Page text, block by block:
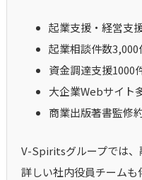
起業支援・経営支
起業相談件数3,000
資金調達支援1000
大企業Webサイト
商業出版著書監修
V-Spiritsグループでは、
詳しい社内役員チーム